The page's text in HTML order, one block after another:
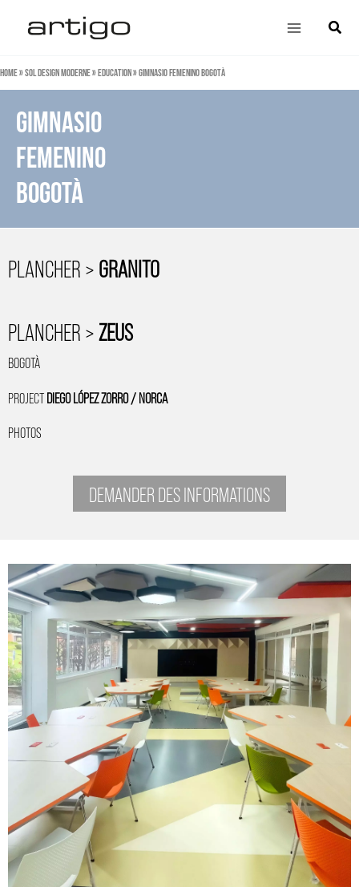
contenu
Main
Home»Sol design moderne»Education»Gimnasio Femenino Bogotà
gimnasio
femenino
bogotà
PLANCHER >GRANITO
PLANCHER >ZEUS
BOGOTÀ
PROJECTDIEGO LÓPEZ ZORRO / NORCA
PHOTOS
DEMANDER DES INFORMATIONS